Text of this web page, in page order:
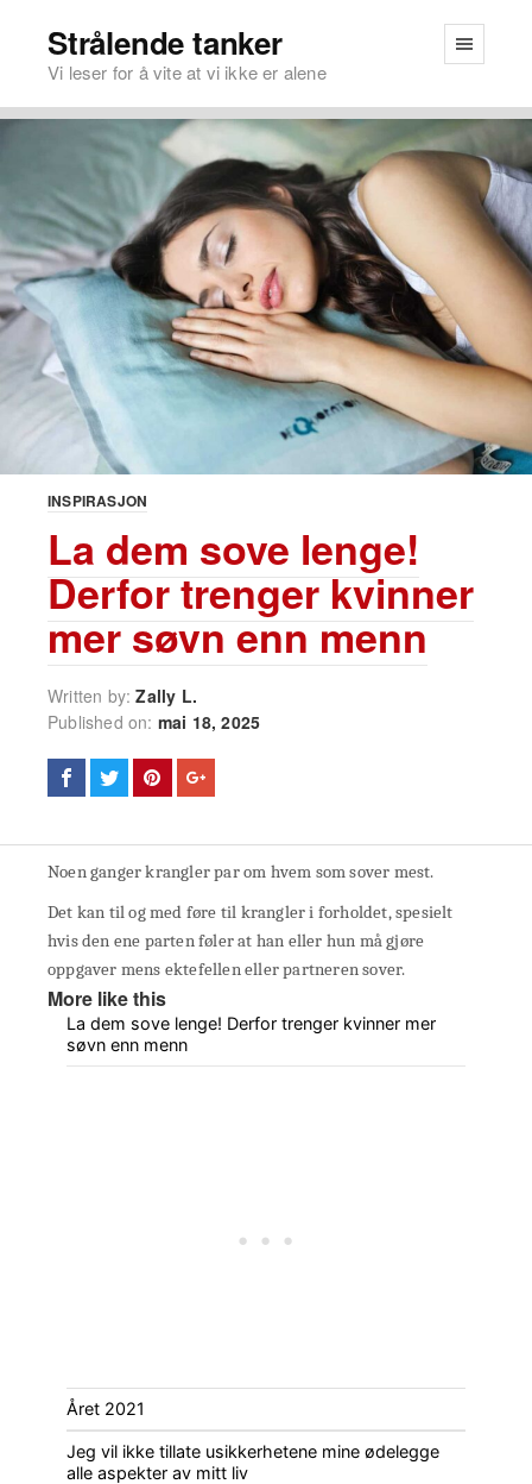
Strålende tanker
Vi leser for å vite at vi ikke er alene
INSPIRASJON
La dem sove lenge!
Derfor trenger kvinner
mer søvn enn menn
Written by:Zally L.
Published on: mai 18, 2025
Noen ganger krangler par om hvem som sover mest.
Det kan til og med føre til krangler i forholdet, spesielt
hvis den ene parten føler at han eller hun må gjøre
oppgaver mens ektefellen eller partneren sover.
More like this
La dem sove lenge! Derfor trenger kvinner mer
søvn enn menn
Året 2021
Jeg vil ikke tillate usikkerhetene mine ødelegge
alle aspekter av mitt liv